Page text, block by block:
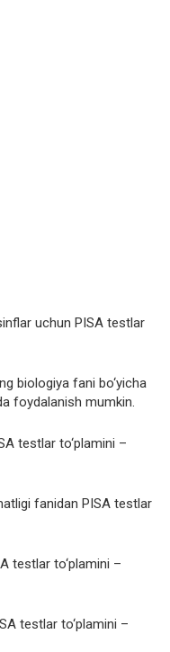
uchun PISA testlar
biologiya fani bo‘yicha
foydalanish mumkin.
testlar to‘plamini –
fanidan PISA testlar
testlar to‘plamini –
testlar to‘plamini –